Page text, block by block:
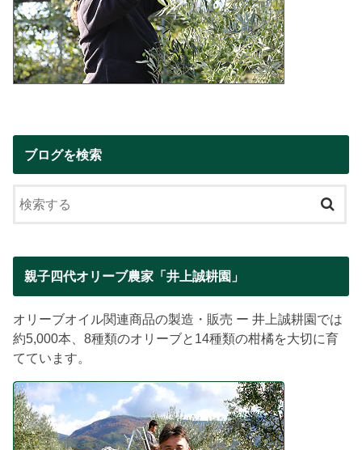
ブログを検索
親子四代オリーブ農家「井上誠耕園」
オリーブオイル関連商品の製造・販売 ー 井上誠耕園では
約5,000本、8種類のオリーブと14種類の柑橘を大切に育
てています。